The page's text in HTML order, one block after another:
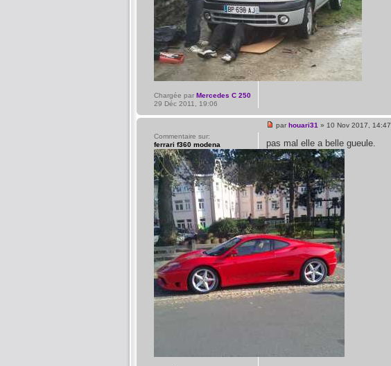
Chargée par Mercedes C 250
29 Déc 2011, 19:06
par houari31 » 10 Nov 2017, 14:47
pas mal elle a belle gueule.
Commentaire sur:
ferrari f360 modena